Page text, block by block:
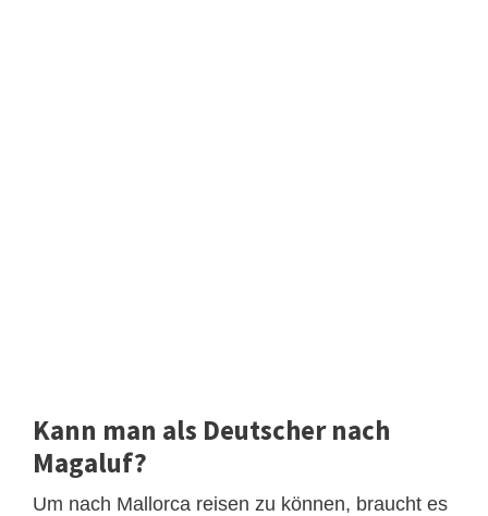
Kann man als Deutscher nach
Magaluf?
Um nach Mallorca reisen zu können, braucht es